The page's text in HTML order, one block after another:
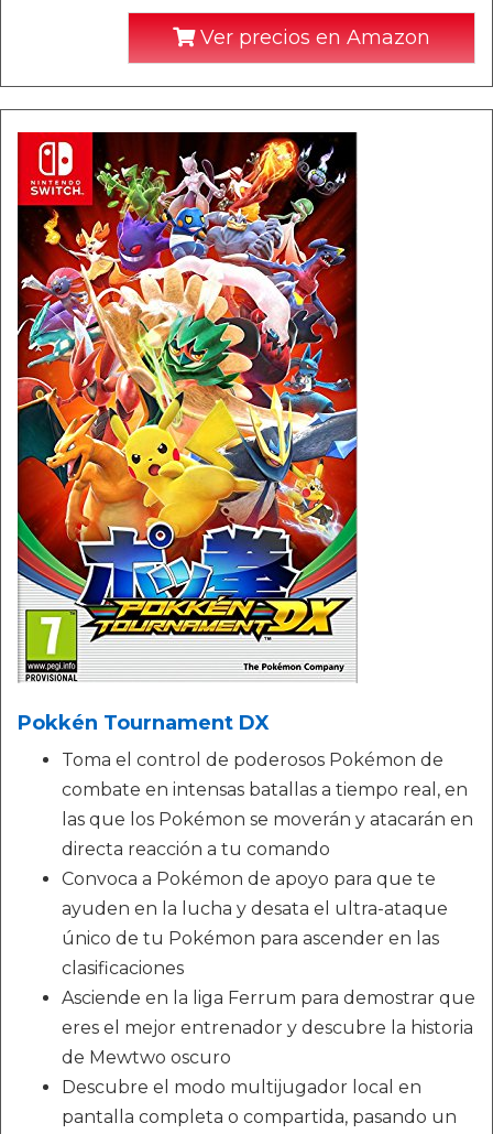
Ver precios en Amazon
Pokkén Tournament DX
Toma el control de poderosos Pokémon de
combate en intensas batallas a tiempo real, en
las que los Pokémon se moverán y atacarán en
directa reacción a tu comando
Convoca a Pokémon de apoyo para que te
ayuden en la lucha y desata el ultra-ataque
único de tu Pokémon para ascender en las
clasificaciones
Asciende en la liga Ferrum para demostrar que
eres el mejor entrenador y descubre la historia
de Mewtwo oscuro
Descubre el modo multijugador local en
pantalla completa o compartida, pasando un